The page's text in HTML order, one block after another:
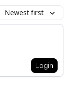
Newest first
Login